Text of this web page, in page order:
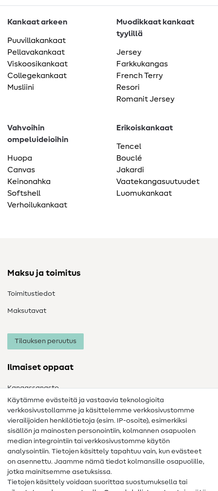
Kankaat arkeen
Puuvillakankaat
Pellavakankaat
Viskoosikankaat
Collegekankaat
Musliini
Muodikkaat kankaat
tyylillä
Jersey
Farkkukangas
French Terry
Resori
Romanit Jersey
Vahvoihin
ompeluideioihin
Huopa
Canvas
Keinonahka
Softshell
Verhoilukankaat
Erikoiskankaat
Tencel
Bouclé
Jakardi
Vaatekangasuutuudet
Luomukankaat
Maksu ja toimitus
Toimitustiedot
Maksutavat
Tilauksen peruutus
Ilmaiset oppaat
Kangassanasto
Ompelusanasto
Ompeluohjeet
Apua ja yhteystiedot
Yhteystiedot
Tietoa omistajanvaihdoksesta
Käytämme evästeitä ja vastaavia teknologioita
verkkosivustollamme ja käsittelemme verkkosivustomme
vierailijoiden henkilötietoja (esim. IP-osoite), esimerkiksi
sisällön ja mainosten personointiin, kolmannen osapuolen
median integrointiin tai verkkosivustomme käytön
analysointiin. Tietojen käsittely tapahtuu vain, kun evästeet
on asennettu. Jaamme nämä tiedot kolmansille osapuolille,
jotka mainitsemme asetuksissa.
Tietojen käsittely voidaan suorittaa suostumuksella tai